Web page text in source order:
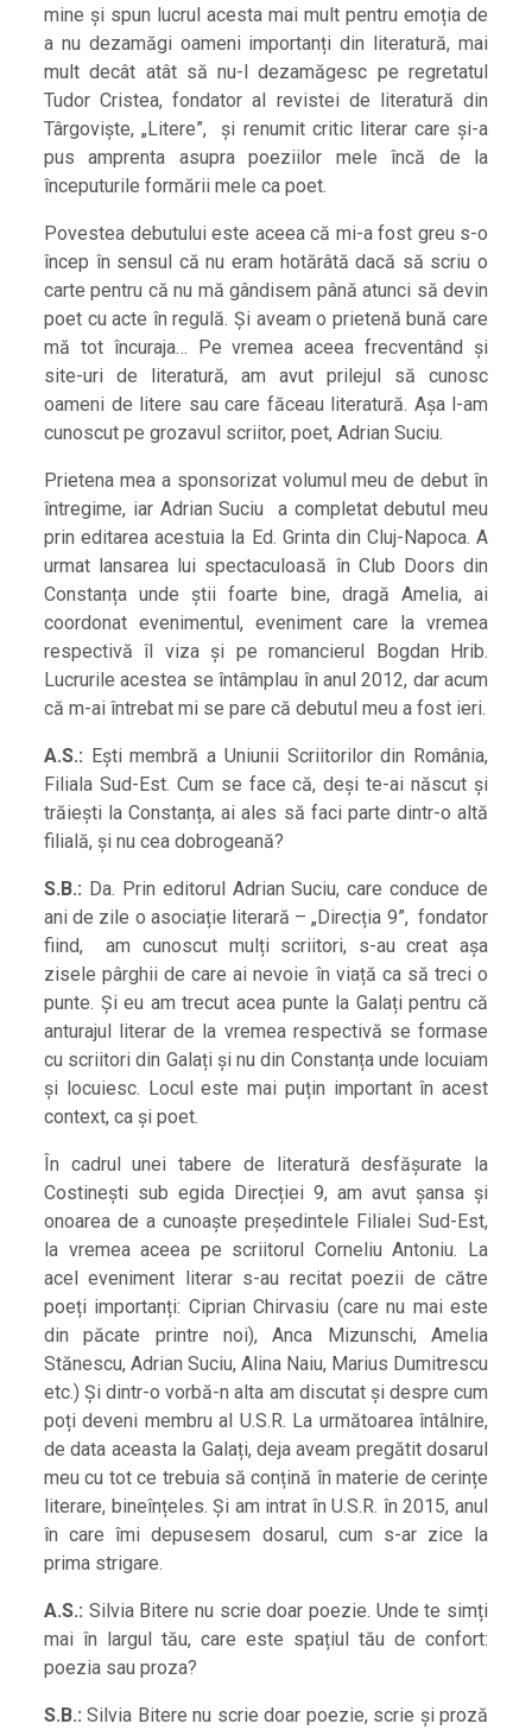
mine și spun lucrul acesta mai mult pentru emoția de
a nu dezamăgi oameni importanți din literatură, mai
mult decât atât să nu-l dezamăgesc pe regretatul
Tudor Cristea, fondator al revistei de literatură din
Târgoviște, „Litere”, și renumit critic literar care și-a
pus amprenta asupra poeziilor mele încă de la
începuturile formării mele ca poet.
Povestea debutului este aceea că mi-a fost greu s-o
încep în sensul că nu eram hotărâtă dacă să scriu o
carte pentru că nu mă gândisem până atunci să devin
poet cu acte în regulă. Și aveam o prietenă bună care
mă tot încuraja… Pe vremea aceea frecventând și
site-uri de literatură, am avut prilejul să cunosc
oameni de litere sau care făceau literatură. Așa l-am
cunoscut pe grozavul scriitor, poet, Adrian Suciu.
Prietena mea a sponsorizat volumul meu de debut în
întregime, iar Adrian Suciu a completat debutul meu
prin editarea acestuia la Ed. Grinta din Cluj-Napoca. A
urmat lansarea lui spectaculoasă în Club Doors din
Constanța unde știi foarte bine, dragă Amelia, ai
coordonat evenimentul, eveniment care la vremea
respectivă îl viza și pe romancierul Bogdan Hrib.
Lucrurile acestea se întâmplau în anul 2012, dar acum
că m-ai întrebat mi se pare că debutul meu a fost ieri.
A.S.: Ești membră a Uniunii Scriitorilor din România,
Filiala Sud-Est. Cum se face că, deși te-ai născut și
trăiești la Constanța, ai ales să faci parte dintr-o altă
filială, și nu cea dobrogeană?
S.B.: Da. Prin editorul Adrian Suciu, care conduce de
ani de zile o asociație literară – „Direcția 9”, fondator
fiind, am cunoscut mulți scriitori, s-au creat așa
zisele pârghii de care ai nevoie în viață ca să treci o
punte. Și eu am trecut acea punte la Galați pentru că
anturajul literar de la vremea respectivă se formase
cu scriitori din Galați și nu din Constanța unde locuiam
și locuiesc. Locul este mai puțin important în acest
context, ca și poet.
În cadrul unei tabere de literatură desfășurate la
Costinești sub egida Direcției 9, am avut șansa și
onoarea de a cunoaște președintele Filialei Sud-Est,
la vremea aceea pe scriitorul Corneliu Antoniu. La
acel eveniment literar s-au recitat poezii de către
poeți importanți: Ciprian Chirvasiu (care nu mai este
din păcate printre noi), Anca Mizunschi, Amelia
Stănescu, Adrian Suciu, Alina Naiu, Marius Dumitrescu
etc.) Și dintr-o vorbă-n alta am discutat și despre cum
poți deveni membru al U.S.R. La următoarea întâlnire,
de data aceasta la Galați, deja aveam pregătit dosarul
meu cu tot ce trebuia să conțină în materie de cerințe
literare, bineînțeles. Și am intrat în U.S.R. în 2015, anul
în care îmi depusesem dosarul, cum s-ar zice la
prima strigare.
A.S.: Silvia Bitere nu scrie doar poezie. Unde te simți
mai în largul tău, care este spațiul tău de confort:
poezia sau proza?
S.B.: Silvia Bitere nu scrie doar poezie, scrie și proză